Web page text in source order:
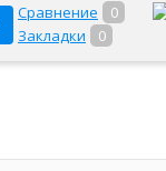
Сравнение
0
Закладки
0